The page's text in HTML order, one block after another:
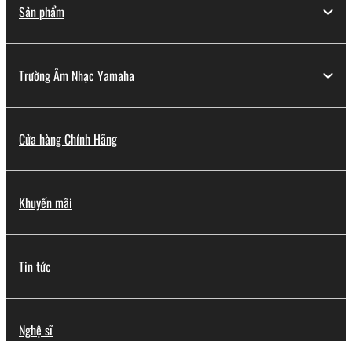
Sản phẩm
Trường Âm Nhạc Yamaha
Cửa hàng Chính Hãng
Khuyến mãi
Tin tức
Nghệ sĩ